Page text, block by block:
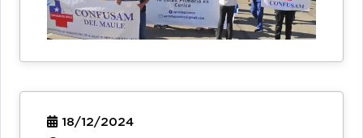
18/12/2024